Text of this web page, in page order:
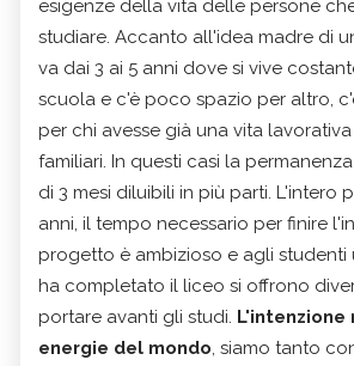
esigenze della vita delle persone
studiare. Accanto all'idea madre di
va dai 3 ai 5 anni dove si vive
scuola e c'è poco spazio per altro,
per chi avesse già una vita
familiari. In questi casi la
di 3 mesi diluibili in più parti. L'intero
anni, il tempo necessario per finire
progetto è ambizioso e agli studenti
ha completato il liceo si offrono
portare avanti gli studi. L'intenzione
energie del mondo, siamo tanto